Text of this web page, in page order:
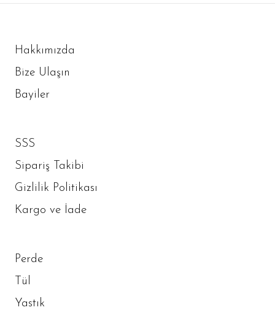
Hakkımızda
Bize Ulaşın
Bayiler
SSS
Sipariş Takibi
Gizlilik Politikası
Kargo ve İade
Perde
Tül
Yastık